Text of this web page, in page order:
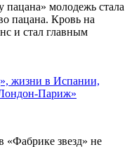
молодежь стала
пацана. Кровь на
и стал главным
жизни в Испании,
Париж»
«Фабрике звезд» не